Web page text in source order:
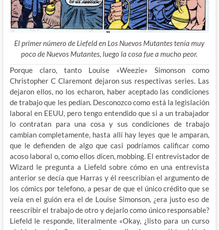
El primer número de Liefeld en Los Nuevos Mutantes tenía muy
poco de Nuevos Mutantes, luego la cosa fue a mucho peor.
Porque claro, tanto Louise «Weezie» Simonson como
Christopher C Claremont dejaron sus respectivas series. Las
dejaron ellos, no los echaron, haber aceptado las condiciones
de trabajo que les pedían. Desconozco como está la legislación
laboral en EEUU, pero tengo entendido que si a un trabajador
lo contratan para una cosa y sus condiciones detrabajo
cambian completamente, hasta allí hay leyes que le amparan,
que le defienden de algo que casi podríamos calificar como
acoso laboral o, como ellos dicen, mobbing. El entrevistador de
Wizard le pregunta a Liefeld sobre cómo en una entrevista
anterior se decía que Harras y él reescribían el argumento de
los cómics por telefono, a pesar de que el único crédito que se
veía en el guión era el de Louise Simonson, ¿era justo eso de
reescribir el trabajo de otro y dejarlo como único responsable?
Liefeld le responde, literalmente «Okay, ¿listo para un curso